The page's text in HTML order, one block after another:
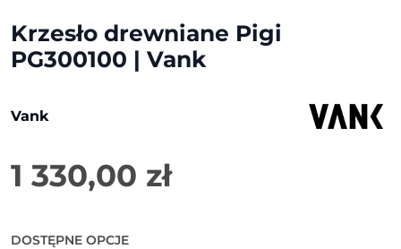
Krzesło drewniane Pigi
PG300100 | Vank
Vank
1 330,00 zł
DOSTĘPNE OPCJE